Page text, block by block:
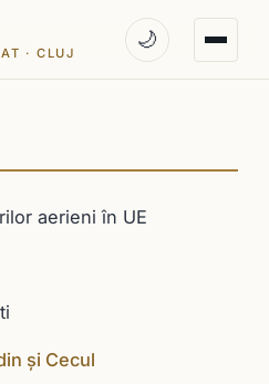
· CLUJ
🌙
aerieni în UE
și Cecul